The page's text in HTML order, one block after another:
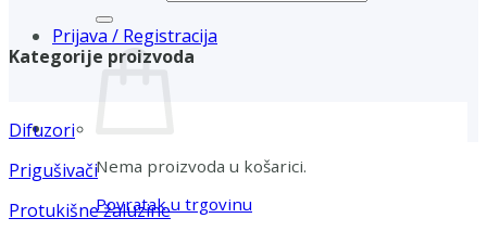
Prijava / Registracija
Nema proizvoda u košarici.
Povratak u trgovinu
Kategorije proizvoda
Difuzori
Prigušivači
Protukišne žaluzine